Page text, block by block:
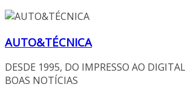
AUTO&TÉCNICA
DESDE 1995, DO IMPRESSO AO
BOAS NOTÍCIAS